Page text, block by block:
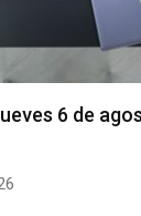
6 de